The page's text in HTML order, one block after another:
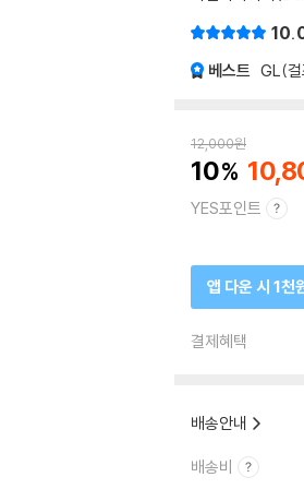
베스트 GL(걸
12,000원
10
YES포인트
앱 다운 시 1천
결제혜택
배송안내
배송비